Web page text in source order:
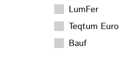
LumFer
Teqtum Euro
Bauf